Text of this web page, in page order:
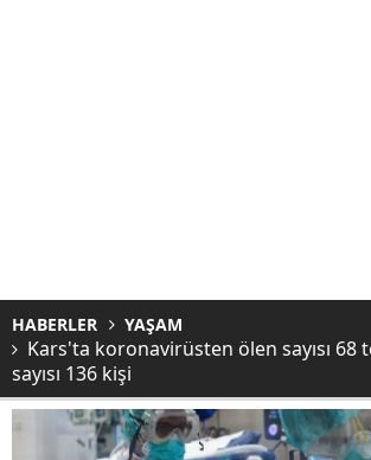
HABERLER YAŞAM
Kars'ta koronavirüsten ölen sayısı 68
sayısı 136 kişi